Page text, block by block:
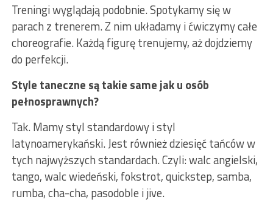
Treningi wyglądają podobnie. Spotykamy się w
parach z trenerem. Z nim układamy i ćwiczymy całe
choreografie. Każdą figurę trenujemy, aż dojdziemy
do perfekcji.
Style taneczne są takie same jak u osób
pełnosprawnych?
Tak. Mamy styl standardowy i styl
latynoamerykański. Jest również dziesięć tańców w
tych najwyższych standardach. Czyli: walc angielski,
tango, walc wiedeński, fokstrot, quickstep, samba,
rumba, cha-cha, pasodoble i jive.